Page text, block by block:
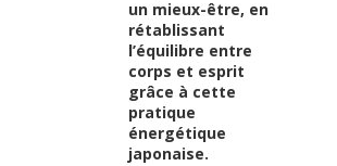
Bien-être &
un mieux-être, en
rétablissant
l’équilibre entre
corps et esprit
grâce à cette
pratique
énergétique
japonaise.